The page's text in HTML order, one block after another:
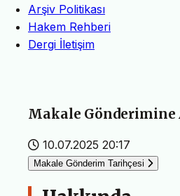
Arşiv Politikası
Hakem Rehberi
Dergi İletişim
Makale Gönderimine
10.07.2025 20:17
Makale Gönderim Tarihçesi